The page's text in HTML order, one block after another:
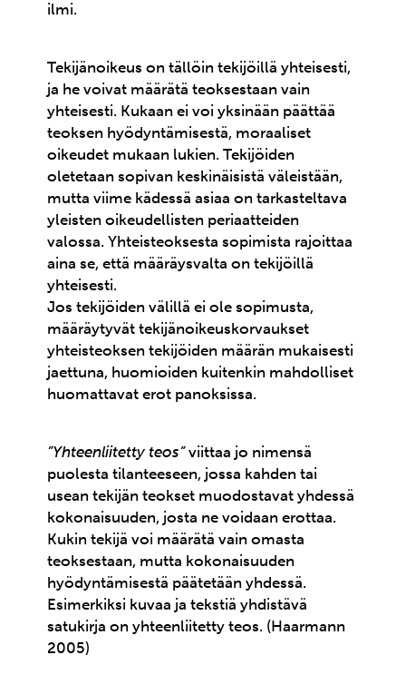
ilmi.
Tekijänoikeus on tällöin tekijöillä yhteisesti,
ja he voivat määrätä teoksestaan vain
yhteisesti. Kukaan ei voi yksinään päättää
teoksen hyödyntämisestä, moraaliset
oikeudet mukaan lukien. Tekijöiden
oletetaan sopivan keskinäisistä väleistään,
mutta viime kädessä asiaa on tarkasteltava
yleisten oikeudellisten periaatteiden
valossa. Yhteisteoksesta sopimista rajoittaa
aina se, että määräysvalta on tekijöillä
yhteisesti.
Jos tekijöiden välillä ei ole sopimusta,
määräytyvät tekijänoikeuskorvaukset
yhteisteoksen tekijöiden määrän mukaisesti
jaettuna, huomioiden kuitenkin mahdolliset
huomattavat erot panoksissa.
”Yhteenliitetty teos”viittaa jo nimensä
puolesta tilanteeseen, jossa kahden tai
usean tekijän teokset muodostavat yhdessä
kokonaisuuden, josta ne voidaan erottaa.
Kukin tekijä voi määrätä vain omasta
teoksestaan, mutta kokonaisuuden
hyödyntämisestä päätetään yhdessä.
Esimerkiksi kuvaa ja tekstiä yhdistävä
satukirja on yhteenliitetty teos. (Haarmann
2005)